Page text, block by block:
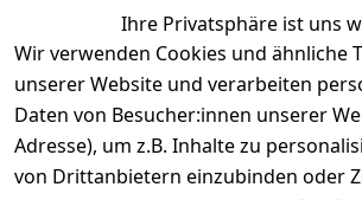
EU-Verantwortliche Person -
Ihre Privatsphäre ist uns
Wir verwenden Cookies und ähnliche
unserer Website und verarbeiten
Daten von Besucher:innen unserer
Adresse), um z.B. Inhalte zu
von Drittanbietern einzubinden oder